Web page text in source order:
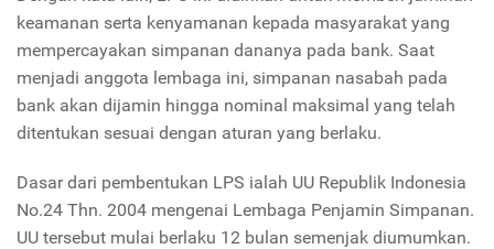
keamanan serta kenyamanan kepada masyarakat yang
mempercayakan simpanan dananya pada bank. Saat
menjadi anggota lembaga ini, simpanan nasabah pada
bank akan dijamin hingga nominal maksimal yang telah
ditentukan sesuai dengan aturan yang berlaku.
Dasar dari pembentukan LPS ialah UU Republik Indonesia
No.24 Thn. 2004 mengenai Lembaga Penjamin Simpanan.
UU tersebut mulai berlaku 12 bulan semenjak diumumkan.